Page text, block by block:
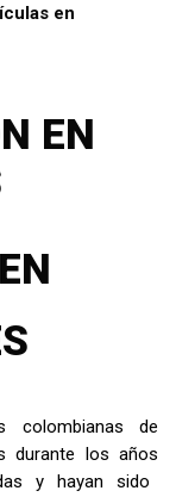
en
EN
colombianas de
durante los años
y hayan sido